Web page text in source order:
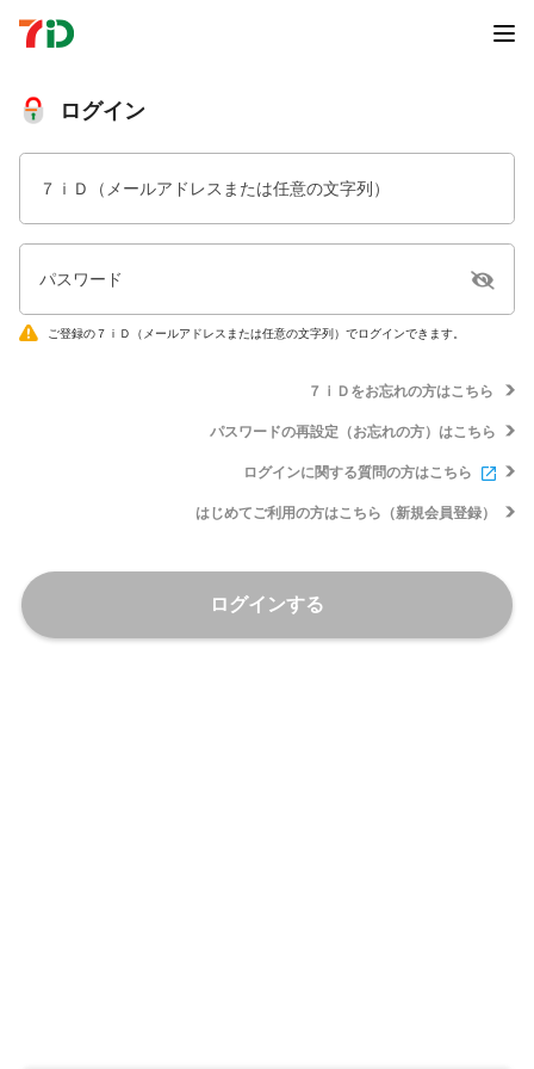
ログイン
７ｉＤ（メールアドレスまたは任意の文字列）
パスワード
ご登録の７ｉＤ（メールアドレスまたは任意の文字列）でログインできます。
７ｉＤをお忘れの方はこちら
パスワードの再設定（お忘れの方）はこちら
ログインに関する質問の方はこちら
はじめてご利用の方はこちら（新規会員登録）
ログインする